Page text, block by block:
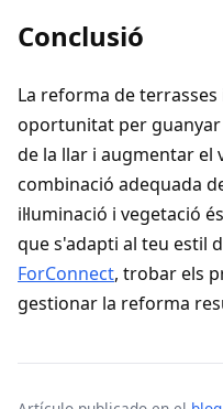
Conclusió
La reforma de terrasses
oportunitat per
de la llar i augmentar el
combinació adequada
il·luminació i vegetació
que s'adapti al teu estil
ForConnect, trobar els
gestionar la reforma